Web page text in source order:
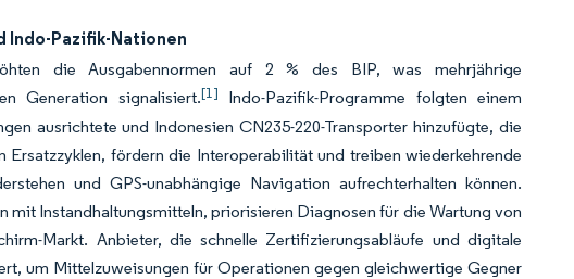
Indo-Pazifik-Nationen
die Ausgabennormen auf 2 % des BIP, was mehrjährige
Generation signalisiert.[1]
Indo-Pazifik-Programme folgten einem
ausrichtete und Indonesien CN235-220-Transporter hinzufügte, die
fördern die Interoperabilität und treiben wiederkehrende
und GPS-unabhängige Navigation aufrechterhalten können.
Instandhaltungsmitteln, priorisieren Diagnosen für die Wartung von
Markt. Anbieter, die schnelle Zertifizierungsabläufe und digitale
um Mittelzuweisungen für Operationen gegen gleichwertige Gegner